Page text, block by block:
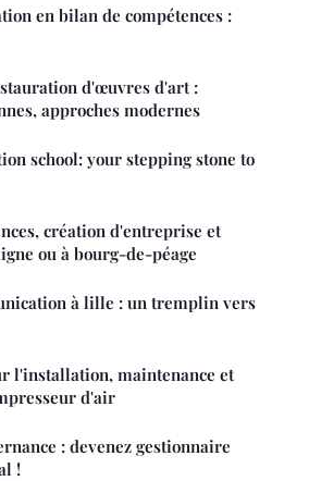
en bilan de compétences :
d'œuvres d'art :
approches modernes
school: your stepping stone to
création d'entreprise et
ou à bourg-de-péage
à lille : un tremplin vers
l'installation, maintenance et
d'air
: devenez gestionnaire
!